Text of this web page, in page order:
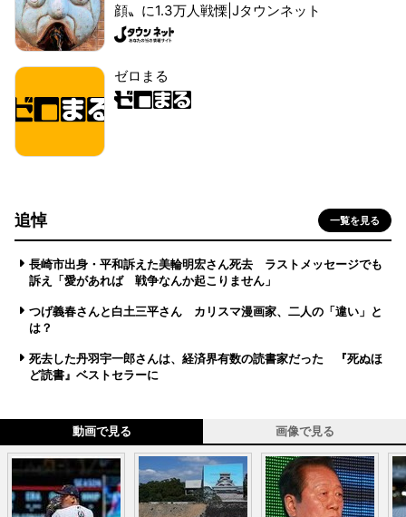
顔〟に1.3万人戦慄|Jタウンネット
ゼロまる
追悼 一覧を見る
長崎市出身・平和訴えた美輪明宏さん死去 ラストメッセージでも
訴え「愛があれば 戦争なんか起こりません」
つげ義春さんと白土三平さん カリスマ漫画家、二人の「違い」と
は？
死去した丹羽宇一郎さんは、経済界有数の読書家だった 『死ぬほ
ど読書』ベストセラーに
動画で見る 画像で見る